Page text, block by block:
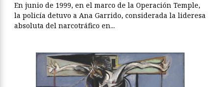
En junio de 1999, en el marco de la Operación Temple,
la policía detuvo a Ana Garrido, considerada la lideresa
absoluta del narcotráfico en...